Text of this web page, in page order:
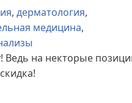
, дерматология,
медицина,
Ведь на некторые